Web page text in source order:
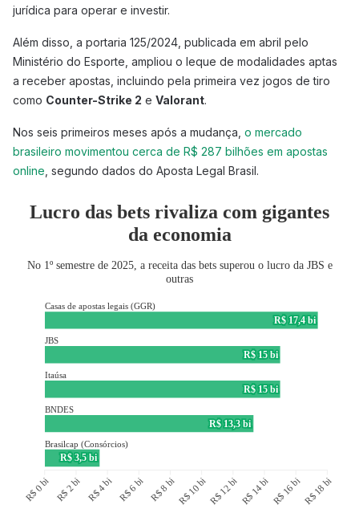
jurídica para operar e investir.
Além disso, a portaria 125/2024, publicada em abril pelo
Ministério do Esporte, ampliou o leque de modalidades aptas
a receber apostas, incluindo pela primeira vez jogos de tiro
como Counter-Strike 2 e Valorant.
Nos seis primeiros meses após a mudança, o mercado
brasileiro movimentou cerca de R$ 287 bilhões em apostas
online , segundo dados do Aposta Legal Brasil.